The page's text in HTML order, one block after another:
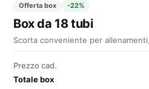
Offerta box -22%
Box da 18 tubi
Scorta conveniente per
Prezzo cad.
Totale box